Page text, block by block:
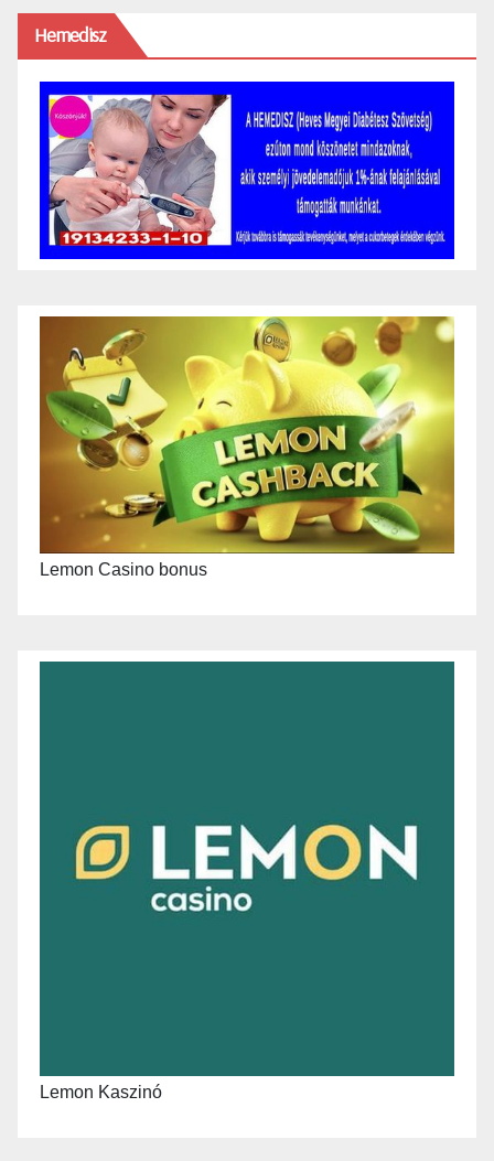
Hemedisz
Lemon Casino bonus
Lemon Kaszinó